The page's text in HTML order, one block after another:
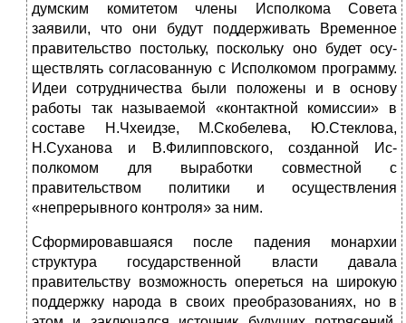
думским комитетом члены Исполкома Совета
заявили, что они будут поддерживать Временное
правительство постольку, поскольку оно будет осу­
ществлять согласованную с Исполкомом программу.
Идеи со­трудничества были положены и в основу
работы так называе­мой «контактной комиссии» в
составе Н.Чхеидзе, М.Скобелева, Ю.Стеклова,
Н.Суханова и В.Филипповского, созданной Ис­
полкомом для выработки совместной с
правительством поли­тики и осуществления
«непрерывного контроля» за ним.
Сформировавшаяся после падения монархии
структура государственной власти давала
правительству возможность опе­реться на широкую
поддержку народа в своих преобразовани­ях, но в